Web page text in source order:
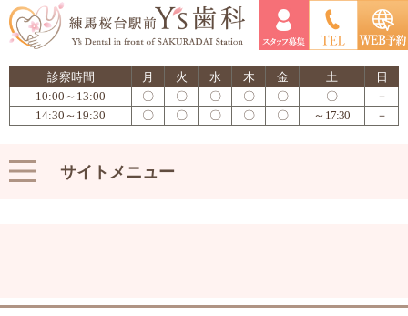
診察時間 月 火 水 木 金 土
日
10:00～13:00
〇 〇 〇 〇 〇 〇
－
14:30～19:30
〇 〇 〇 〇 〇 ～17:30 －
サイトメニュー